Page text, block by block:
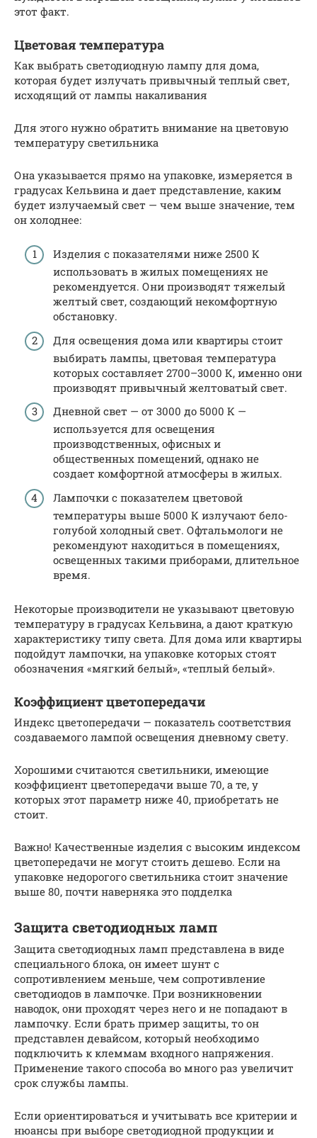
этот факт.
Цветовая температура
Как выбрать светодиодную лампу для дома,
которая будет излучать привычный теплый свет,
исходящий от лампы накаливания
Для этого нужно обратить внимание на цветовую
температуру светильника
Она указывается прямо на упаковке, измеряется в
градусах Кельвина и дает представление, каким
будет излучаемый свет — чем выше значение, тем
он холоднее:
Изделия с показателями ниже 2500 К
использовать в жилых помещениях не
рекомендуется. Они производят тяжелый
желтый свет, создающий некомфортную
обстановку.
Для освещения дома или квартиры стоит
выбирать лампы, цветовая температура
которых составляет 2700–3000 К, именно они
производят привычный желтоватый свет.
Дневной свет — от 3000 до 5000 К —
используется для освещения
производственных, офисных и
общественных помещений, однако не
создает комфортной атмосферы в жилых.
Лампочки с показателем цветовой
температуры выше 5000 К излучают бело-
голубой холодный свет. Офтальмологи не
рекомендуют находиться в помещениях,
освещенных такими приборами, длительное
время.
Некоторые производители не указывают цветовую
температуру в градусах Кельвина, а дают краткую
характеристику типу света. Для дома или квартиры
подойдут лампочки, на упаковке которых стоят
обозначения «мягкий белый», «теплый белый».
Коэффициент цветопередачи
Индекс цветопередачи — показатель соответствия
создаваемого лампой освещения дневному свету.
Хорошими считаются светильники, имеющие
коэффициент цветопередачи выше 70, а те, у
которых этот параметр ниже 40, приобретать не
стоит.
Важно! Качественные изделия с высоким индексом
цветопередачи не могут стоить дешево. Если на
упаковке недорогого светильника стоит значение
выше 80, почти наверняка это подделка
Защита светодиодных ламп
Защита светодиодных ламп представлена в виде
специального блока, он имеет шунт с
сопротивлением меньше, чем сопротивление
светодиодов в лампочке. При возникновении
наводок, они проходят через него и не попадают в
лампочку. Если брать пример защиты, то он
представлен девайсом, который необходимо
подключить к клеммам входного напряжения.
Применение такого способа во много раз увеличит
срок службы лампы.
Если ориентироваться и учитывать все критерии и
нюансы при выборе светодиодной продукции и